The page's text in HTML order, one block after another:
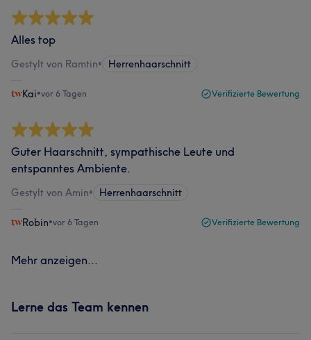
Alles top
Gestylt von Ramtin• Herrenhaarschnitt
Kai•vor 6 Tagen Verifizierte Bewertung
Guter Haarschnitt, sympathische Leute und
entspanntes Ambiente.
Gestylt von Amin• Herrenhaarschnitt
Robin•vor 6 Tagen Verifizierte Bewertung
Mehr anzeigen...
Lerne das Team kennen